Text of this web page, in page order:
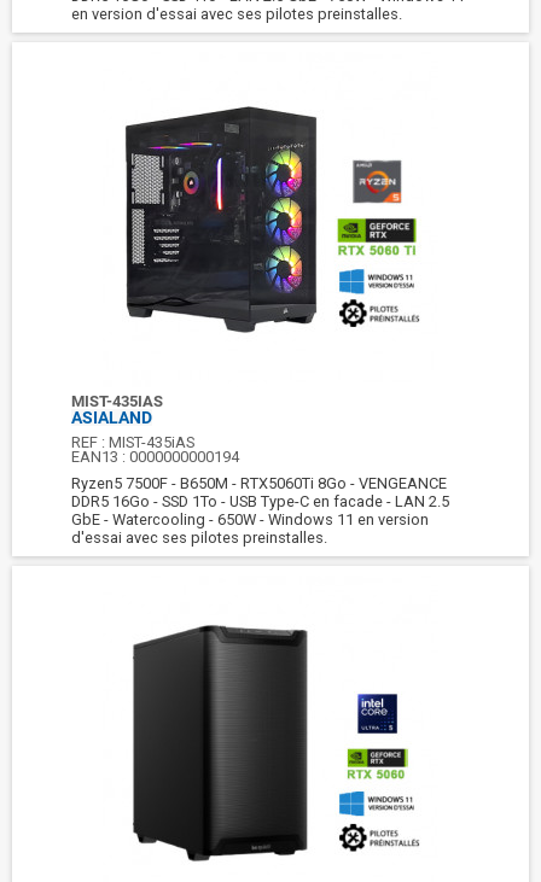
en version d'essai avec ses pilotes preinstalles.
MIST-435IAS
ASIALAND
REF :MIST-435iAS
EAN13 :0000000000194
Ryzen5 7500F - B650M - RTX5060Ti 8Go - VENGEANCE
DDR5 16Go - SSD 1To - USB Type-C en facade - LAN 2.5
GbE - Watercooling - 650W - Windows 11 en version
d'essai avec ses pilotes preinstalles.